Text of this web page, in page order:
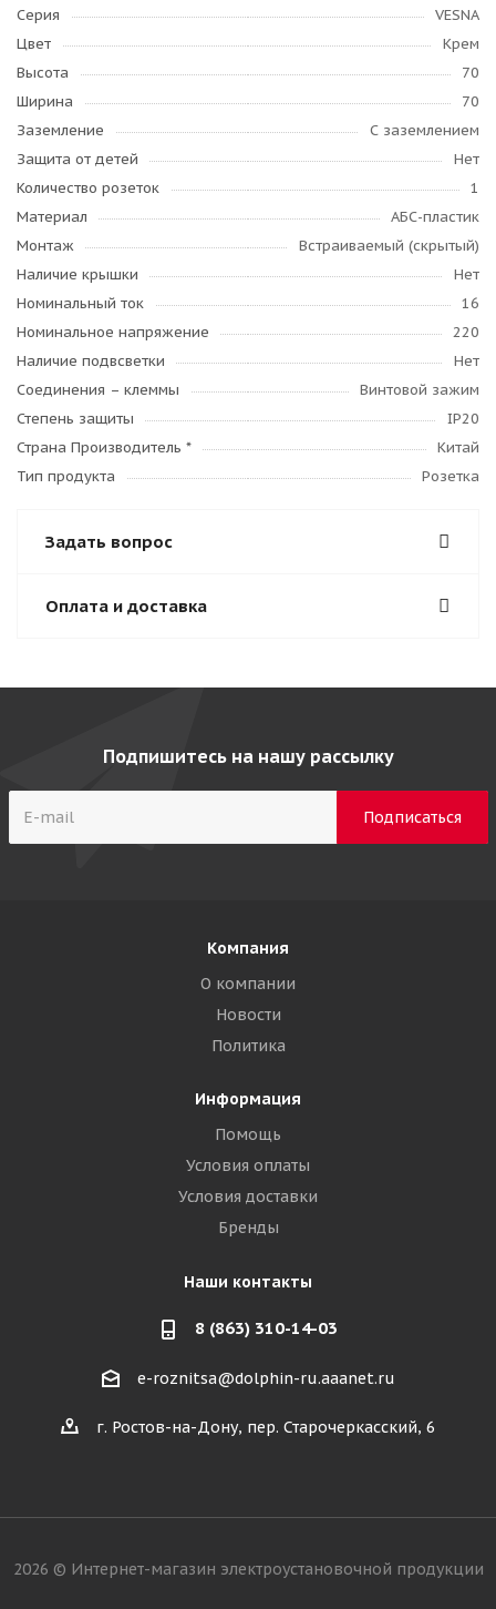
Серия
VESNA
Цвет
Крем
Высота
70
Ширина
70
Заземление
С заземлением
Защита от детей
Нет
Количество розеток
1
Материал
АБС-пластик
Монтаж
Встраиваемый (скрытый)
Наличие крышки
Нет
Номинальный ток
16
Номинальное напряжение
220
Наличие подвсветки
Нет
Соединения – клеммы
Винтовой зажим
Степень защиты
IP20
Страна Производитель *
Китай
Тип продукта
Розетка
Задать вопрос
Оплата и доставка
Подпишитесь на нашу рассылку
Компания
О компании
Новости
Политика
Информация
Помощь
Условия оплаты
Условия доставки
Бренды
Наши контакты
8 (863) 310-14-03
e-roznitsa@dolphin-ru.aaanet.ru
г. Ростов-на-Дону, пер. Старочеркасский, 6
2026 © Интернет-магазин электроустановочной продукции